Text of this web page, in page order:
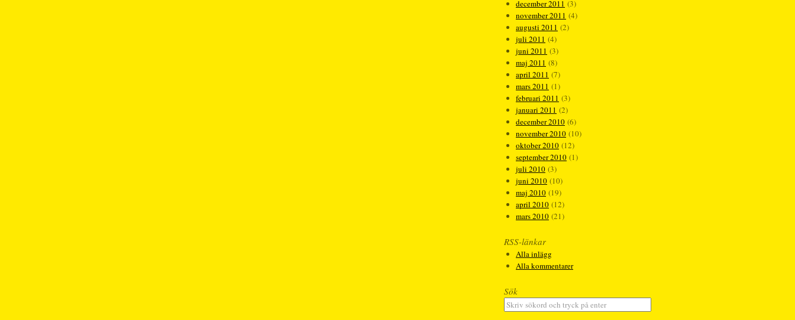
december 2011 (3)
november 2011 (4)
augusti 2011 (2)
juli 2011 (4)
juni 2011 (3)
maj 2011 (8)
april 2011 (7)
mars 2011 (1)
februari 2011 (3)
januari 2011 (2)
december 2010 (6)
november 2010 (10)
oktober 2010 (12)
september 2010 (1)
juli 2010 (3)
juni 2010 (10)
maj 2010 (19)
april 2010 (12)
mars 2010 (21)
RSS-länkar
Alla inlägg
Alla kommentarer
Sök